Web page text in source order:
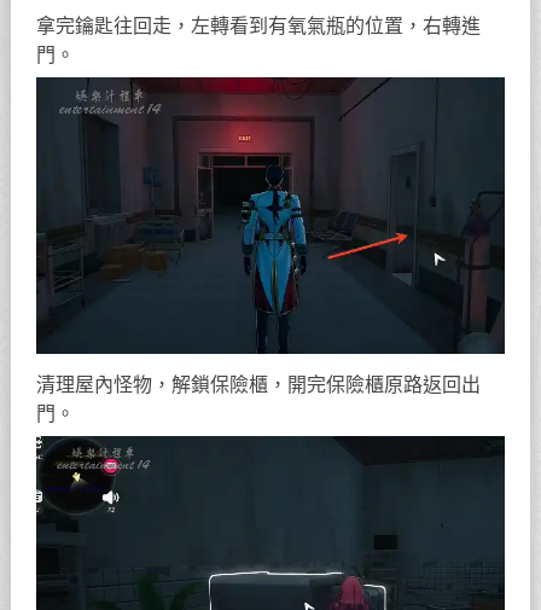
拿完鑰匙往回走，左轉看到有氧氣瓶的位置，右轉進
門。
清理屋內怪物，解鎖保險櫃，開完保險櫃原路返回出
門。